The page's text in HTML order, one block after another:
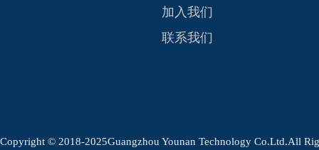
加入我们
联系我们
Copyright © 2018-2025Guangzhou Younan Technology Co.Ltd.All